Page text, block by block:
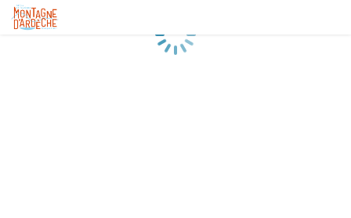
Chargement